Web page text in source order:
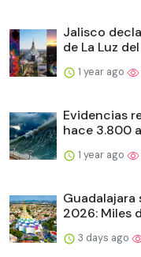
Jalisco
de La Luz del
1 year ago
Evidencias
hace 3.800
1 year ago
Guadalajara
2026: Miles
3 days ago